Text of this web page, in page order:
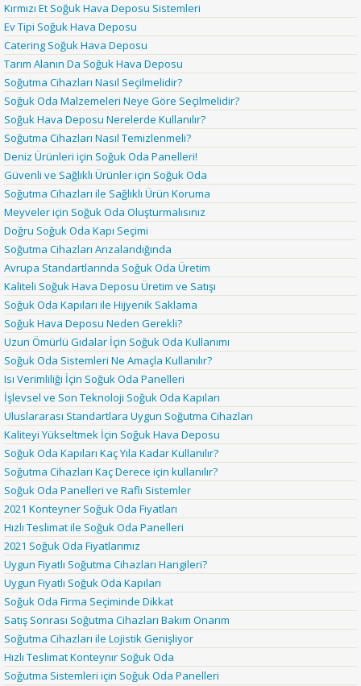
Kırmızı Et Soğuk Hava Deposu Sistemleri
Ev Tipi Soğuk Hava Deposu
Catering Soğuk Hava Deposu
Tarım Alanın Da Soğuk Hava Deposu
Soğutma Cihazları Nasıl Seçilmelidir?
Soğuk Oda Malzemeleri Neye Göre Seçilmelidir?
Soğuk Hava Deposu Nerelerde Kullanılır?
Soğutma Cihazları Nasıl Temizlenmeli?
Deniz Ürünleri için Soğuk Oda Panelleri!
Güvenli ve Sağlıklı Ürünler için Soğuk Oda
Soğutma Cihazları ile Sağlıklı Ürün Koruma
Meyveler için Soğuk Oda Oluşturmalısınız
Doğru Soğuk Oda Kapı Seçimi
Soğutma Cihazları Arızalandığında
Avrupa Standartlarında Soğuk Oda Üretim
Kaliteli Soğuk Hava Deposu Üretim ve Satışı
Soğuk Oda Kapıları ile Hijyenik Saklama
Soğuk Hava Deposu Neden Gerekli?
Uzun Ömürlü Gıdalar İçin Soğuk Oda Kullanımı
Soğuk Oda Sistemleri Ne Amaçla Kullanılır?
Isı Verimliliği İçin Soğuk Oda Panelleri
İşlevsel ve Son Teknoloji Soğuk Oda Kapıları
Uluslararası Standartlara Uygun Soğutma Cihazları
Kaliteyi Yükseltmek İçin Soğuk Hava Deposu
Soğuk Oda Kapıları Kaç Yıla Kadar Kullanılır?
Soğutma Cihazları Kaç Derece için kullanılır?
Soğuk Oda Panelleri ve Raflı Sistemler
2021 Konteyner Soğuk Oda Fiyatları
Hızlı Teslimat ile Soğuk Oda Panelleri
2021 Soğuk Oda Fiyatlarımız
Uygun Fiyatlı Soğutma Cihazları Hangileri?
Uygun Fiyatlı Soğuk Oda Kapıları
Soğuk Oda Firma Seçiminde Dikkat
Satış Sonrası Soğutma Cihazları Bakım Onarım
Soğutma Cihazları ile Lojistik Genişliyor
Hızlı Teslimat Konteynır Soğuk Oda
Soğutma Sistemleri için Soğuk Oda Panelleri